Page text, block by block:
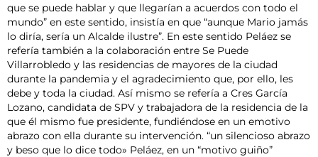
que se puede hablar y que llegarían a acuerdos con todo el
mundo” en este sentido, insistía en que “aunque Mario jamás
lo diría, sería un Alcalde ilustre”. En este sentido Peláez se
refería también a la colaboración entre Se Puede
Villarrobledo y las residencias de mayores de la ciudad
durante la pandemia y el agradecimiento que, por ello, les
debe y toda la ciudad. Así mismo se refería a Cres García
Lozano, candidata de SPV y trabajadora de la residencia de la
que él mismo fue presidente, fundiéndose en un emotivo
abrazo con ella durante su intervención. “un silencioso abrazo
y beso que lo dice todo» Peláez, en un “motivo guiño”